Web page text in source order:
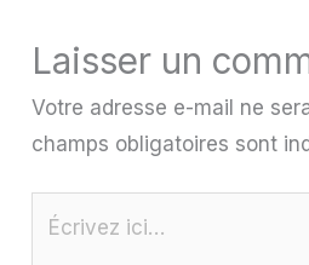
Laisser un
Votre adresse e-mail ne
champs obligatoires sont
Écrivez